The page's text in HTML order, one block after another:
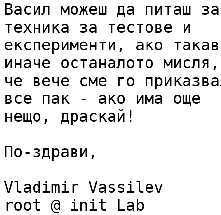
Васил можеш да питаш
техника за тестове и
експерименти, ако
иначе останалото мисля,
че вече сме го
все пак - ако има още
нещо, драскай!
По-здрави,
Vladimir Vassilev
root @ init Lab